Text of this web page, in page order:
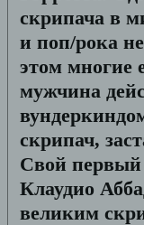
скрипача в
и поп/рока
этом многие
мужчина
скрипач,
Свой первый
Клаудио
великим